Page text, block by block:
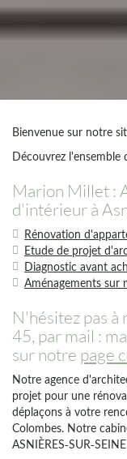
Bienvenue sur notre
Découvrez l'ensemble
Marion Millet :
d'intérieur à
Rénovation
Etude de projet
Diagnostic avant
Aménagements sur
N'hésitez pas
45, par mail :
sur notre page
Notre agence
projet pour une
déplaçons à votre
Colombes. Notre
ASNIÈRES-SUR-